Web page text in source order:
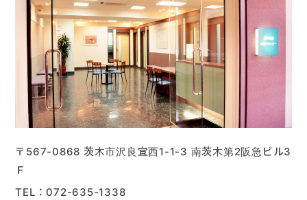
講師募集情報
イベント情報
楽器販売
〒567-0868 茨木市沢良宜西1-1-3 南茨木第2阪急ビル3
Ｆ
072-635-1338